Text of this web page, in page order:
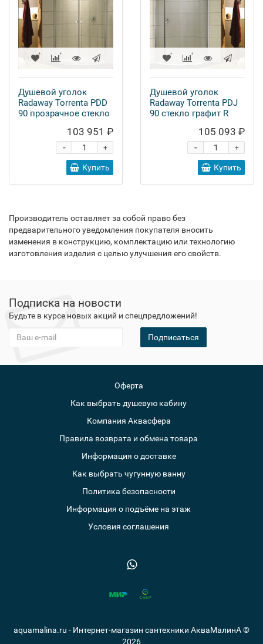
Душевой уголок
Radaway Torrenta PDD
90 прозрачное стекло
103 951 ₽
+
-
Купить
Душевой уголок
Radaway Torrenta PDJ
90 стекло графит R
105 093 ₽
+
-
Купить
Производитель оставляет за собой право без
предварительного уведомления покупателя вносить
изменения в конструкцию, комплектацию или технологию
изготовления изделия с целью улучшения его свойств.
Подписка на новости
Будьте в курсе новых акций и спецпредложений!
Подписаться
Оферта
Как выбрать душевую кабину
Компания Аквасфера
Правила возврата и обмена товара
Информация о доставке
Как выбрать чугунную ванну
Политика безопасности
Информация о подъёме на этаж
Условия соглашения
aquamalina.ru - Интернет-магазин сантехники АкваМалинА ©
2026